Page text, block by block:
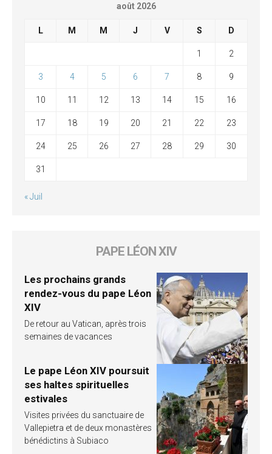
août 2026
L M M J V S D
1 2
3 4 5 6 7 8 9
10 11 12 13 14 15 16
17 18 19 20 21 22 23
24 25 26 27 28 29 30
31
« Juil
PAPE LÉON XIV
Les prochains grands
rendez-vous du pape Léon
XIV
De retour au Vatican, après trois
semaines de vacances
Le pape Léon XIV poursuit
ses haltes spirituelles
estivales
Visites privées du sanctuaire de
Vallepietra et de deux monastères
bénédictins à Subiaco